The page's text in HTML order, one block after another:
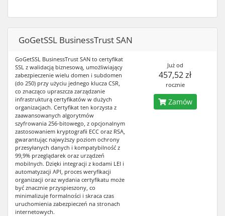
GoGetSSL BusinessTrust SAN
GoGetSSL BusinessTrust SAN to certyfikat
SSL z walidacją biznesową, umożliwiający
zabezpieczenie wielu domen i subdomen
(do 250) przy użyciu jednego klucza CSR,
co znacząco upraszcza zarządzanie
infrastrukturą certyfikatów w dużych
organizacjach. Certyfikat ten korzysta z
zaawansowanych algorytmów
szyfrowania 256-bitowego, z opcjonalnym
zastosowaniem kryptografii ECC oraz RSA,
gwarantując najwyższy poziom ochrony
przesyłanych danych i kompatybilność z
99,9% przeglądarek oraz urządzeń
mobilnych. Dzięki integracji z kodami LEI i
automatyzacji API, proces weryfikacji
organizacji oraz wydania certyfikatu może
być znacznie przyspieszony, co
minimalizuje formalności i skraca czas
uruchomienia zabezpieczeń na stronach
internetowych.
Już od
457,52 zł
rocznie
Zamów